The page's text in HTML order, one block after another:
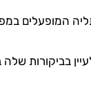
המופעלים
בביקורות שלה